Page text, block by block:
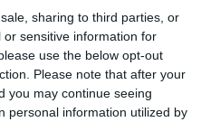
sharing to third parties, or
sensitive information for
use the below opt-out
Please note that after your
you may continue seeing
personal information utilized by
SKU
κωνdhpe1
Άμεσα Διαθέσιμο
9,60 €